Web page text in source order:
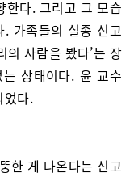
한다. 그리고 그 모습
가족들의 실종 신고
의 사람을 봤다’는 장
상태이다. 윤 교수
었다.
한 게 나온다는 신고